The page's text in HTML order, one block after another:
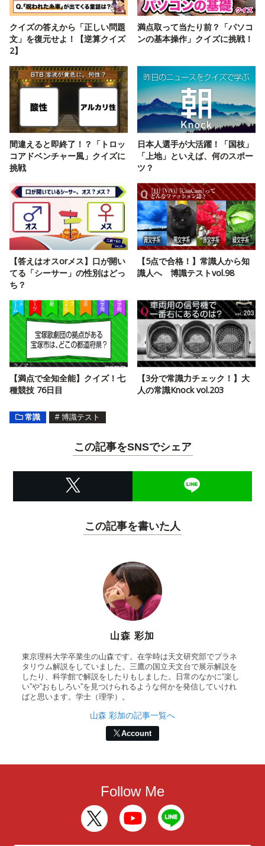
クイズの答えから「正しい問題
文」を復元せよ！【逆算クイズ
2】
満点取って当たり前？「パソコ
ンの基本操作」クイズに挑戦！
間違えると即終了！？「トロッ
コアドベンチャー風」クイズに
挑戦
日本人選手が大活躍！「国枝」
「上地」といえば、何のスポー
ツ？
【答えはオスorメス】口が開い
てる「シーサー」の性別はどっ
ち？
【5点で合格！】常識人から知
識人へ 博識テストvol.98
【満点で全知全能】クイズ！七
種競技 76日目
【3分で常識力チェック！】大
人の常識Knock vol.203
常識 # 博識テスト
この記事をSNSでシェア
この記事を書いた人
山森 彩加
東京理科大学卒業生の山森です。在学時は天文研究部でプラネ
タリウム解説をしていました。三鷹の国立天文台で展示解説を
したり、科学館で解説をしたりもしました。日常のなかに“楽し
い”や“おもしろい”を見つけられるような何かを発信していけれ
ばと思います。学士（理学）。
山森 彩加の記事一覧へ
Account
Follow Me